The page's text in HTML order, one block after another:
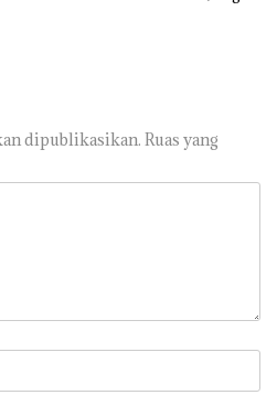
dipublikasikan. Ruas yang